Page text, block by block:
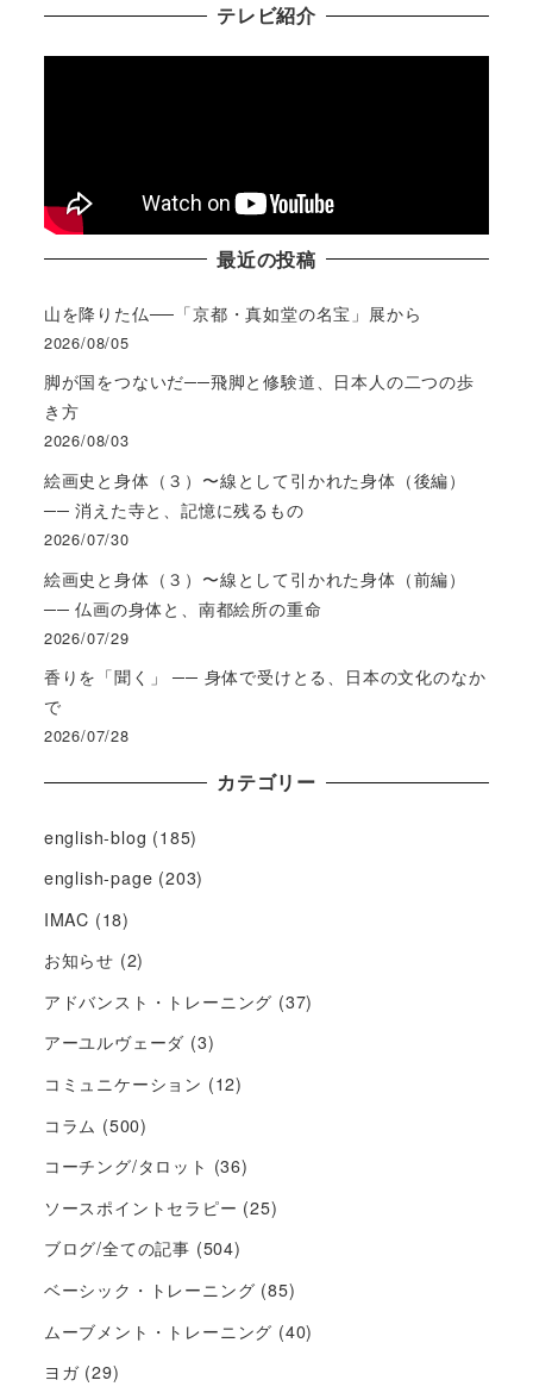
テレビ紹介
最近の投稿
山を降りた仏──「京都・真如堂の名宝」展から
2026/08/05
脚が国をつないだ──飛脚と修験道、日本人の二つの歩
き方
2026/08/03
絵画史と身体（３）〜線として引かれた身体（後編）
── 消えた寺と、記憶に残るもの
2026/07/30
絵画史と身体（３）〜線として引かれた身体（前編）
── 仏画の身体と、南都絵所の重命
2026/07/29
香りを「聞く」 ── 身体で受けとる、日本の文化のなか
で
2026/07/28
カテゴリー
english-blog (185)
english-page (203)
IMAC (18)
お知らせ (2)
アドバンスト・トレーニング (37)
アーユルヴェーダ (3)
コミュニケーション (12)
コラム (500)
コーチング/タロット (36)
ソースポイントセラピー (25)
ブログ/全ての記事 (504)
ベーシック・トレーニング (85)
ムーブメント・トレーニング (40)
ヨガ(29)